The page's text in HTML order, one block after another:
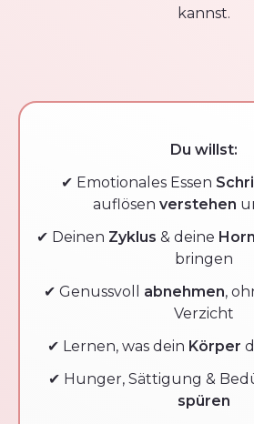
kannst.
Du willst:
✔ Emotionales Essen
auflösen verstehen
✔ Deinen Zyklus & deine
bringen
✔ Genussvoll abnehmen,
Verzicht
✔ Lernen, was dein Körper
✔ Hunger, Sättigung &
spüren